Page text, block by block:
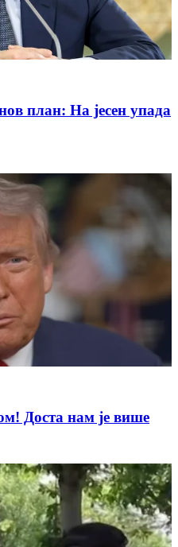
план: На јесен упада
Доста нам је више